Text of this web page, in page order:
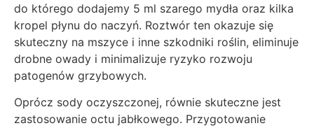
do którego dodajemy 5 ml szarego mydła oraz kilka
kropel płynu do naczyń. Roztwór ten okazuje się
skuteczny na mszyce i inne szkodniki roślin, eliminuje
drobne owady i minimalizuje ryzyko rozwoju
patogenów grzybowych.
Oprócz sody oczyszczonej, równie skuteczne jest
zastosowanie octu jabłkowego. Przygotowanie